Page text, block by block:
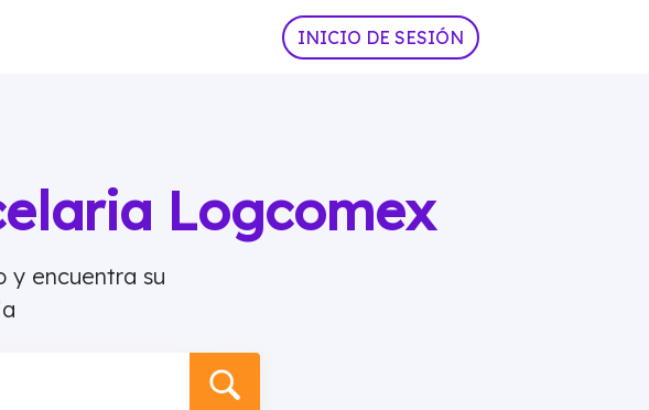
INICIO DE SESIÓN
Logcomex
y encuentra su